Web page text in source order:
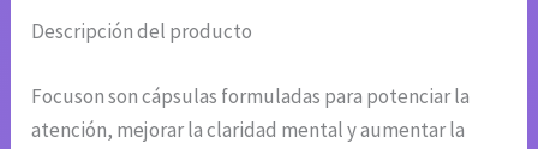
Descripción del producto
Focuson son cápsulas formuladas para potenciar la
atención, mejorar la claridad mental y aumentar la